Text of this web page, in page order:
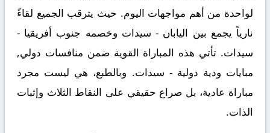
لواحدة من أهم مواجهات اليوم. حيث يترقب الجميع لقاءً
نارياً يجمع بين اليابان - سيدات وخصمه جنوب أفريقيا -
سيدات. تأتي هذه المباراة القوية ضمن منافسات دولي,
مبايات ودية دولية - سيدات. وبالطبع، هي ليست مجرد
مباراة عادية، بل صراع حقيقي على النقاط الثلاث وإثبات
الذات.